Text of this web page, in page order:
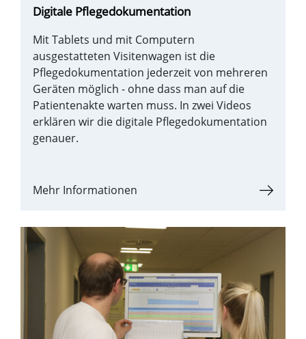
Digitale Pflegedokumentation
Mit Tablets und mit Computern
ausgestatteten Visitenwagen ist die
Pflegedokumentation jederzeit von mehreren
Geräten möglich - ohne dass man auf die
Patientenakte warten muss. In zwei Videos
erklären wir die digitale Pflegedokumentation
genauer.
Mehr Informationen